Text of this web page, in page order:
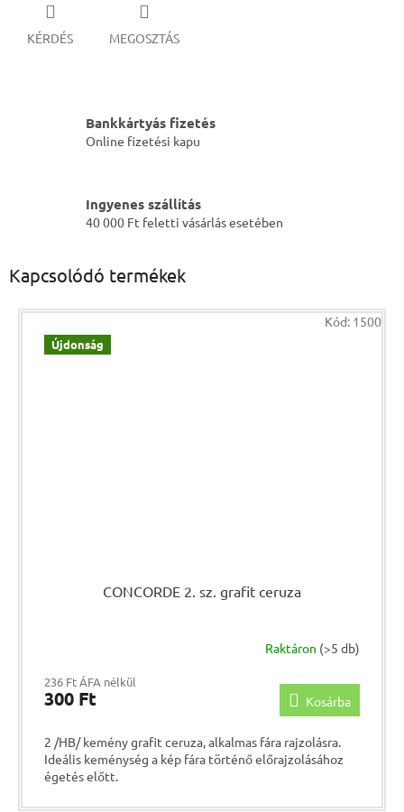
KÉRDÉS MEGOSZTÁS
Bankkártyás fizetés
Online fizetési kapu
Ingyenes szállítás
40 000 Ft feletti vásárlás esetében
Kapcsolódó termékek
Újdonság
CONCORDE 2. sz. grafit ceruza
Raktáron (>5 db)
236 Ft ÁFA nélkül
300 Ft Kosárba
2 /HB/ kemény grafit ceruza, alkalmas fára rajzolásra.
Ideális keménység a kép fára történő előrajzolásához
égetés előtt.
Kód: 1500